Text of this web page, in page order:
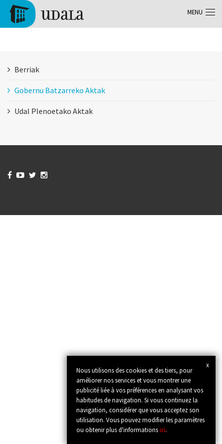
Aller au contenu principal
Berriak
Gobernu Batzarreko Aktak
Udal Plenoetako Aktak
x
Nous utilisons des cookies et des tiers, pour
améliorer nos services et vous montrer une
publicité liée à vos préférences en analysant vos
habitudes de navigation. Si vous continuez la
navigation, considérer que vous acceptez son
utilisation. Vous pouvez modifier les paramètres
ou obtenir plus d'informationsici.
   
MENU